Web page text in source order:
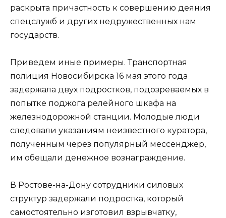
раскрыта причастность к совершению деяния
спецслужб и других недружественных нам
государств.
Приведем иные примеры. Транспортная
полиция Новосибирска 16 мая этого года
задержала двух подростков, подозреваемых в
попытке поджога релейного шкафа на
железнодорожной станции. Молодые люди
следовали указаниям неизвестного куратора,
полученным через популярный мессенджер,
им обещали денежное вознаграждение.
В Ростове-на-Дону сотрудники силовых
структур задержали подростка, который
самостоятельно изготовил взрывчатку,